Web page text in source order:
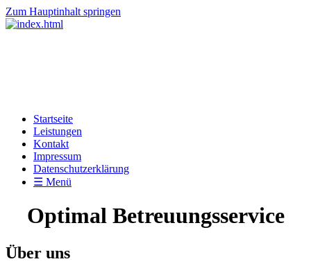
Zum Hauptinhalt springen
Startseite
Leistungen
Kontakt
Impressum
Datenschutzerklärung
☰ Menü
Optimal Betreuungsservice
Über uns